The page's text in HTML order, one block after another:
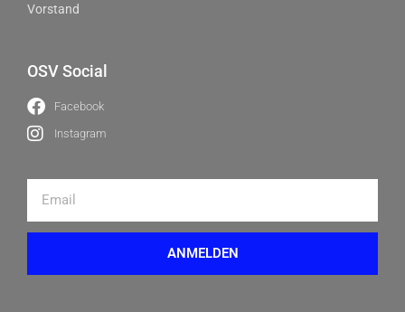
Vorstand
OSV Social
Facebook
Instagram
ANMELDEN